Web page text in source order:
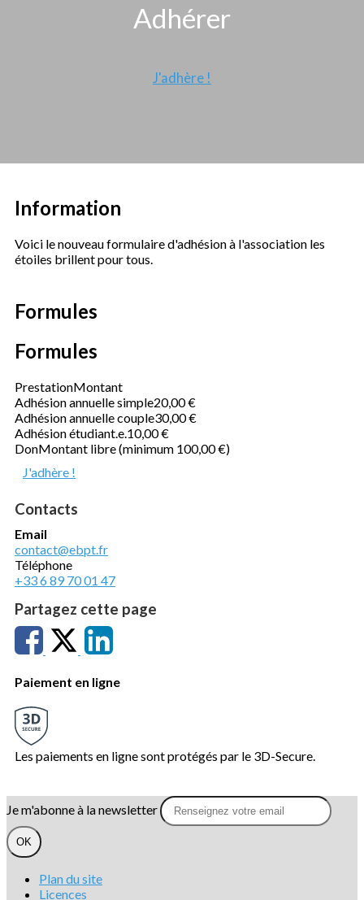
Adhérer
J'adhère !
Information
Voici le nouveau formulaire d'adhésion à l'association les
étoiles brillent pour tous.
Formules
Formules
PrestationMontant
Adhésion annuelle simple20,00 €
Adhésion annuelle couple30,00 €
Adhésion étudiant.e.10,00 €
DonMontant libre (minimum 100,00 €)
J'adhère !
Contacts
Email
contact@ebpt.fr
Téléphone
+33 6 89 70 01 47
Partagez cette page
Paiement en ligne
Les paiements en ligne sont protégés par le 3D-Secure.
Je m'abonne à la newsletter
OK
Plan du site
Licences